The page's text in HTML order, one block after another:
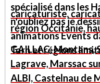
spécialisé dans les
n'oubliez pas je
animations Events
Tarn et régions
caricaturiste,
région Occitanie,
GAILLAC, Montans,
Lagrave, Marssac
ALBI, Castelnau de